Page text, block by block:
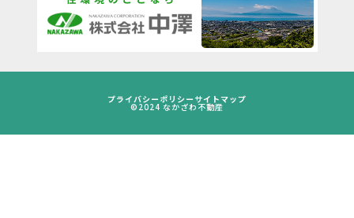
プライバシーポリシー サイトマップ
©2024 なかざわ不動産